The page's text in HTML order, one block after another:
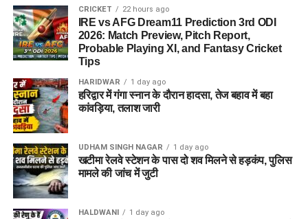
CRICKET 22 hours ago
IRE vs AFG Dream11 Prediction 3rd ODI
2026: Match Preview, Pitch Report,
Probable Playing XI, and Fantasy Cricket
Tips
HARIDWAR 1 day ago
हरिद्वार में गंगा स्नान के दौरान हादसा, तेज बहाव में बहा
कांवड़िया, तलाश जारी
UDHAM SINGH NAGAR 1 day ago
खटीमा रेलवे स्टेशन के पास दो शव मिलने से हड़कंप, पुलिस
मामले की जांच में जुटी
HALDWANI 1 day ago